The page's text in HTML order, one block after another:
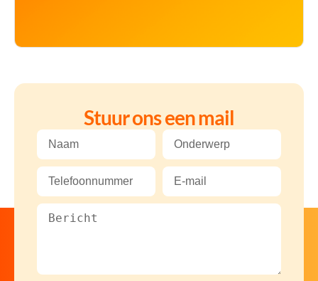
Stuur ons een mail